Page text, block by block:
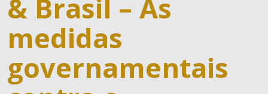
& Brasil – As
medidas
governamentais